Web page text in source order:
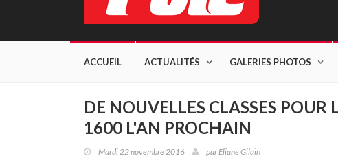
ACCUEIL ACTUALITÉS GALERIES PHOTOS
DE NOUVELLES CLASSES
1600 L'AN PROCHAIN
Mardi 22 novembre 2016 parEliane Gilain